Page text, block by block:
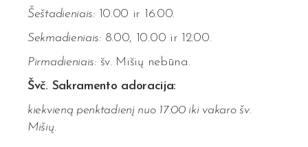
Šeštadieniais:10.00 ir 16.00.
Sekmadieniais:8.00, 10.00 ir 12.00.
Pirmadieniais:šv. Mišių nebūna.
Švč. Sakramento adoracija:
kiekvieną penktadienį nuo 17:00 iki vakaro šv.
Mišių.